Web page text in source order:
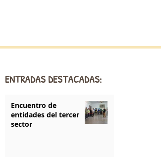
ENTRADAS DESTACADAS:
Encuentro de
entidades del tercer
sector